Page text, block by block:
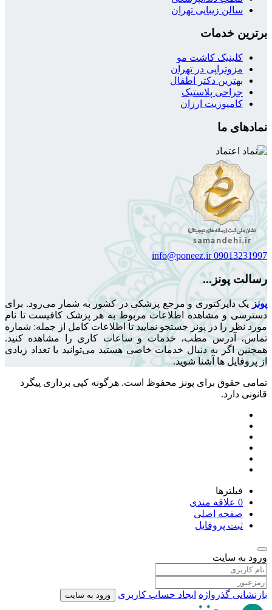
سالن زیبایی تهران
برترین خدمات
کلینیک کاشت مو
مزوتراپی در تهران
بهترین دکتر اطفال
جراحی پلاستیک
کامپوزیت ارزان
نمادهای ما
09013231997
info@poneez.ir
رسالت پونز...
پونزیک دایرکتوری و مرجع پزشکی در کشور به شمار می‌رود. برای
دسترسی و مشاهده اطلاعات مربوط به هر پزشک کافیست تا نام
مورد نظر را در پونز جستجو نمایید تا اطلاعات کامل از جمله: شماره
تماس، آدرس مطب، خدمات و ساعات کاری را مشاهده کنید.
همچنین اگر به دنبال خدمات خاصی هستید می‌توانید با تعداد زیادی
از پروفایل ها آشنا شوید.
تمامی حقوق برای پونز محفوظ است. هرگونه کپی برداری پیگرد
قانونی دارد.
فیلترها
0 علاقه مندی
صفحه اصلی
ثبت پروفایل
ورود به سایت
بازنشانی گذرواژه ایجاد حساب کاربری ورود به سایت